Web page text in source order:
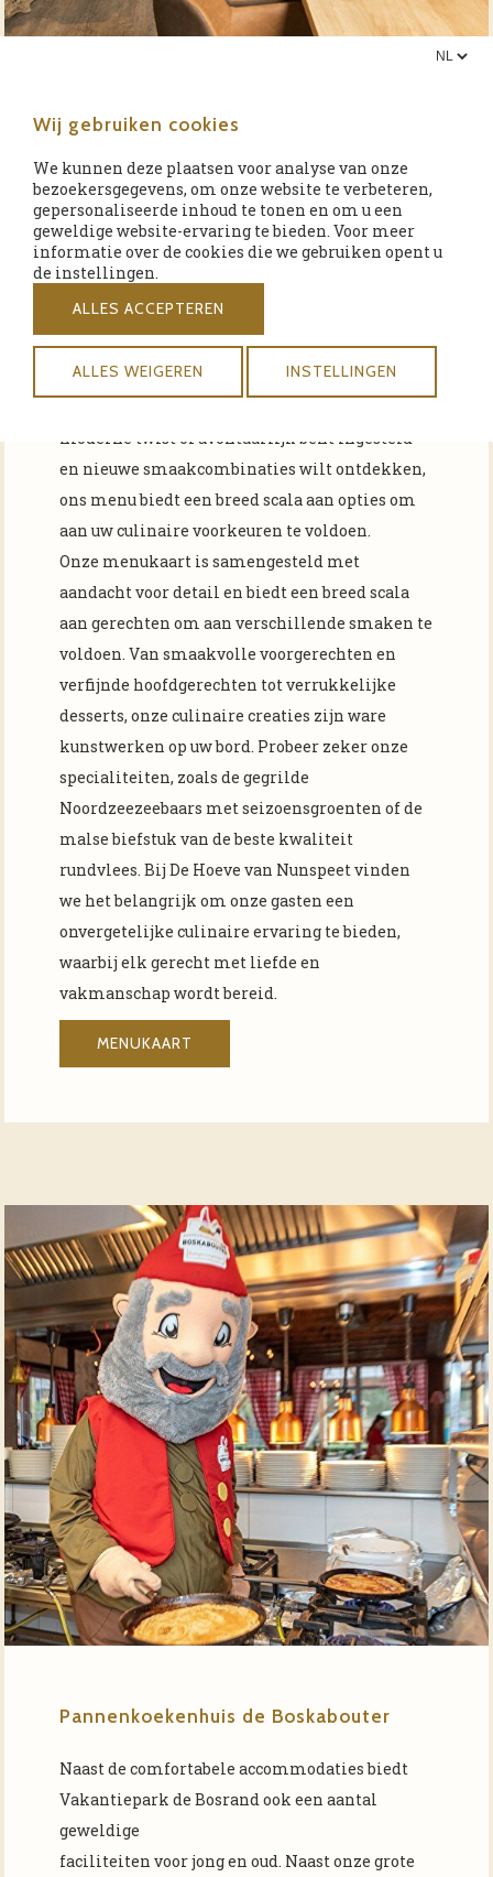
Bij De Hoeve van Nunspeet staan we bekend om
onze verfijnde keuken en onze passie voor
smaak. Ons culinaire team bestaat uit ervaren
chef-koks die zich toeleggen op het creëren van
gastronomische gerechten die de zintuigen
prikkelen. We werken nauw samen met lokale
leveranciers om de hoogste kwaliteit en
versheid van ingrediënten te garanderen. Of u
moderne twist of avontuurlijk bent ingesteld
en nieuwe smaakcombinaties wilt ontdekken,
ons menu biedt een breed scala aan opties om
aan uw culinaire voorkeuren te voldoen.
Onze menukaart is samengesteld met
aandacht voor detail en biedt een breed scala
aan gerechten om aan verschillende smaken te
voldoen. Van smaakvolle voorgerechten en
verfijnde hoofdgerechten tot verrukkelijke
desserts, onze culinaire creaties zijn ware
kunstwerken op uw bord. Probeer zeker onze
specialiteiten, zoals de gegrilde
Noordzeezeebaars met seizoensgroenten of de
malse biefstuk van de beste kwaliteit
rundvlees. Bij De Hoeve van Nunspeet vinden
we het belangrijk om onze gasten een
onvergetelijke culinaire ervaring te bieden,
waarbij elk gerecht met liefde en
vakmanschap wordt bereid.
MENUKAART
Pannenkoekenhuis de Boskabouter
Naast de comfortabele accommodaties biedt
Vakantiepark de Bosrand ook een aantal
geweldige
faciliteiten voor jong en oud. Naast onze grote
Wij gebruiken cookies
We kunnen deze plaatsen voor analyse van onze
bezoekersgegevens, om onze website te verbeteren,
gepersonaliseerde inhoud te tonen en om u een
geweldige website-ervaring te bieden. Voor meer
informatie over de cookies die we gebruiken opent u
de instellingen.
ALLES ACCEPTEREN
ALLES WEIGEREN INSTELLINGEN